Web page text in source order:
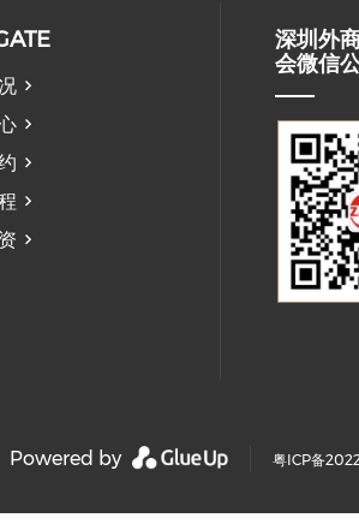
深圳外
会微信
Powered by 粤ICP备